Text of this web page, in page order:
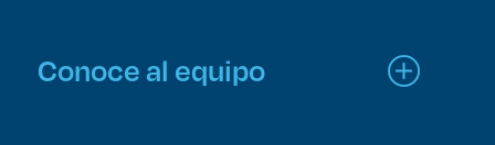
Conoce al equipo